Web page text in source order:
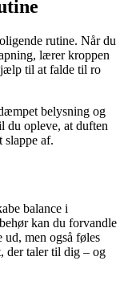
rutine. Når du
lærer kroppen
til at falde til ro
belysning og
du opleve, at duften
slappe af.
balance i
kan du forvandle
ud, men også føles
der taler til dig – og